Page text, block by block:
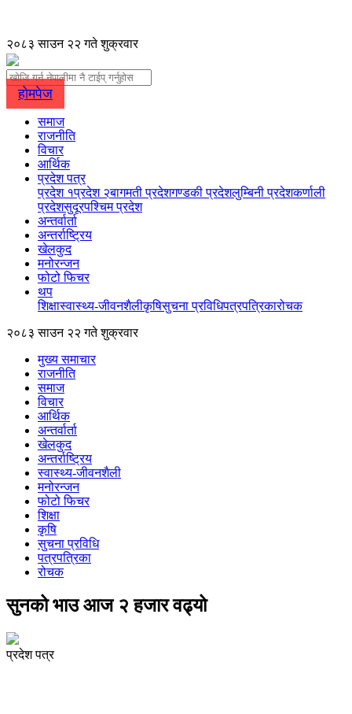
२०८३ साउन २२ गते शुक्रवार
होमपेज
समाज
राजनीति
विचार
आर्थिक
प्रदेश पत्र
प्रदेश १प्रदेश २बागमती प्रदेशगण्डकी प्रदेशलुम्बिनी प्रदेशकर्णाली
प्रदेशसुदूरपश्चिम प्रदेश
अन्तर्वार्ता
अन्तर्राष्ट्रिय
खेलकुद
मनोरन्जन
फोटो फिचर
थप
शिक्षास्वास्थ्य-जीवनशैलीकृषिसुचना प्रविधिपत्रपत्रिकारोचक
२०८३ साउन २२ गते शुक्रवार
मुख्य समाचार
राजनीति
समाज
विचार
आर्थिक
अन्तर्वार्ता
खेलकुद
अन्तर्राष्ट्रिय
स्वास्थ्य-जीवनशैली
मनोरन्जन
फोटो फिचर
शिक्षा
कृषि
सुचना प्रविधि
पत्रपत्रिका
रोचक
सुनको भाउ आज २ हजार वढ्यो
प्रदेश पत्र